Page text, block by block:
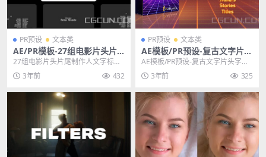
PR预设 文本类
AE/PR模板-27组电影片头片
尾制作人文字标题动画模板
27组电影片头片尾制作人文字标题
动画AE/PR模板 其他推荐: AE模板-
扁平化...
3年前 432
PR预设 文本类
AE模板/PR预设-复古文字片头
字幕背景标题动画模板
AE模板/PR预设-复古文字片头字幕
背景标题动画模板 其他推荐: AE模
板-节目...
3年前 325